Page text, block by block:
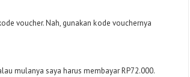
voucher. Nah, gunakan kode vouchernya
mulanya saya harus membayar RP72.000.